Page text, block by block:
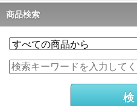
商品検索